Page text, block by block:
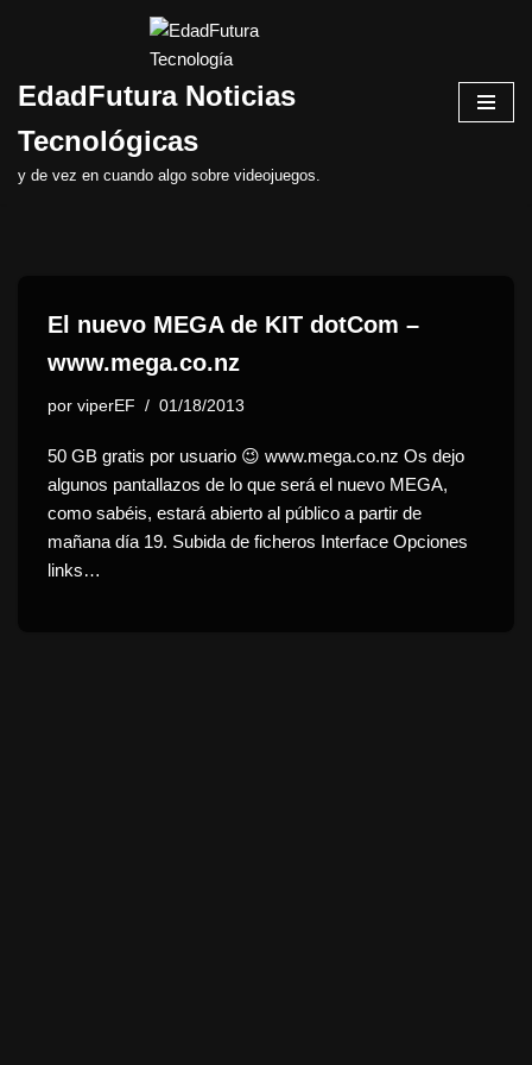
al
EdadFutura Noticias
Tecnológicas
y de vez en cuando algo sobre videojuegos.
El nuevo MEGA de KIT dotCom –
www.mega.co.nz
por viperEF 01/18/2013
50 GB gratis por usuario 😉 www.mega.co.nz Os dejo
algunos pantallazos de lo que será el nuevo MEGA,
como sabéis, estará abierto al público a partir de
mañana día 19. Subida de ficheros Interface Opciones
links…